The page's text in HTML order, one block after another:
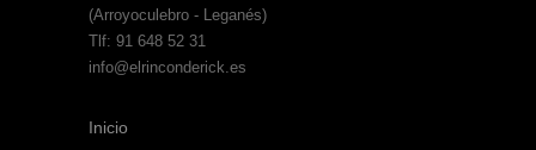
(Arroyoculebro - Leganés)
Tlf: 91 648 52 31
info@elrinconderick.es
Inicio